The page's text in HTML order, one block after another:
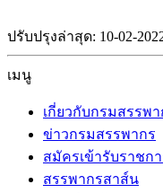
ปรับปรุงล่าสุด: 10-02-
เมนู
เกี่ยวกับกรมสรรพา
ข่าวกรมสรรพากร
สมัครเข้ารับราชก
สรรพากรสาส์น